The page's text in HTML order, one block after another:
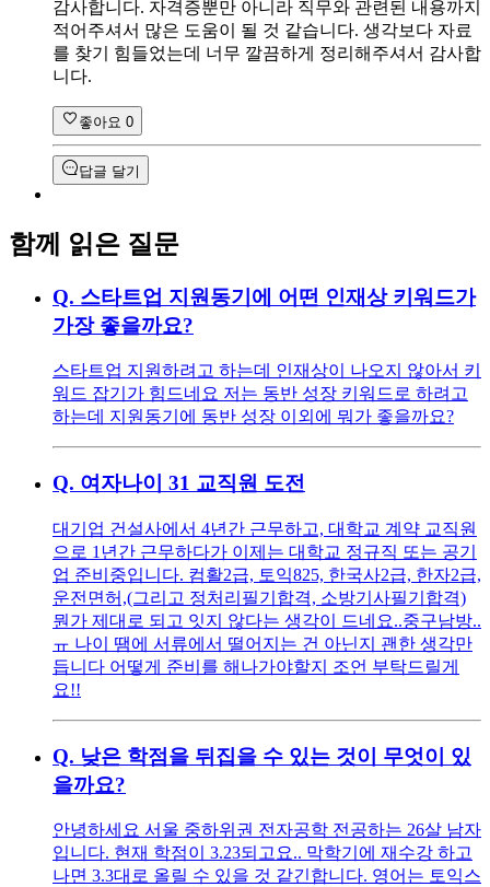
감사합니다. 자격증뿐만 아니라 직무와 관련된 내용까지
적어주셔서 많은 도움이 될 것 같습니다. 생각보다 자료
를 찾기 힘들었는데 너무 깔끔하게 정리해주셔서 감사합
니다.
좋아요 0
답글 달기
함께 읽은 질문
Q. 스타트업 지원동기에 어떤 인재상 키워드가
가장 좋을까요?
스타트업 지원하려고 하는데 인재상이 나오지 않아서 키
워드 잡기가 힘드네요 저는 동반 성장 키워드로 하려고
하는데 지원동기에 동반 성장 이외에 뭐가 좋을까요?
Q. 여자나이 31 교직원 도전
대기업 건설사에서 4년간 근무하고, 대학교 계약 교직원
으로 1년간 근무하다가 이제는 대학교 정규직 또는 공기
업 준비중입니다. 컴활2급, 토익825, 한국사2급, 한자2급,
운전면허,(그리고 정처리필기합격, 소방기사필기합격)
뭔가 제대로 되고 잇지 않다는 생각이 드네요..중구남방..
ㅠ 나이 땜에 서류에서 떨어지는 건 아닌지 괜한 생각만
듭니다 어떻게 준비를 해나가야할지 조언 부탁드릴게
요!!
Q. 낮은 학점을 뒤집을 수 있는 것이 무엇이 있
을까요?
안녕하세요 서울 중하위권 전자공학 전공하는 26살 남자
입니다. 현재 학점이 3.23되고요.. 막학기에 재수강 하고
나면 3.3대로 올릴 수 있을 것 같긴합니다. 영어는 토익스